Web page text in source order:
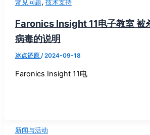
常见问题, 技术支持
Faronics Insight 11电子教室 被
病毒的说明
冰点还原 /2024-09-18
Faronics Insight 11电
新闻与活动